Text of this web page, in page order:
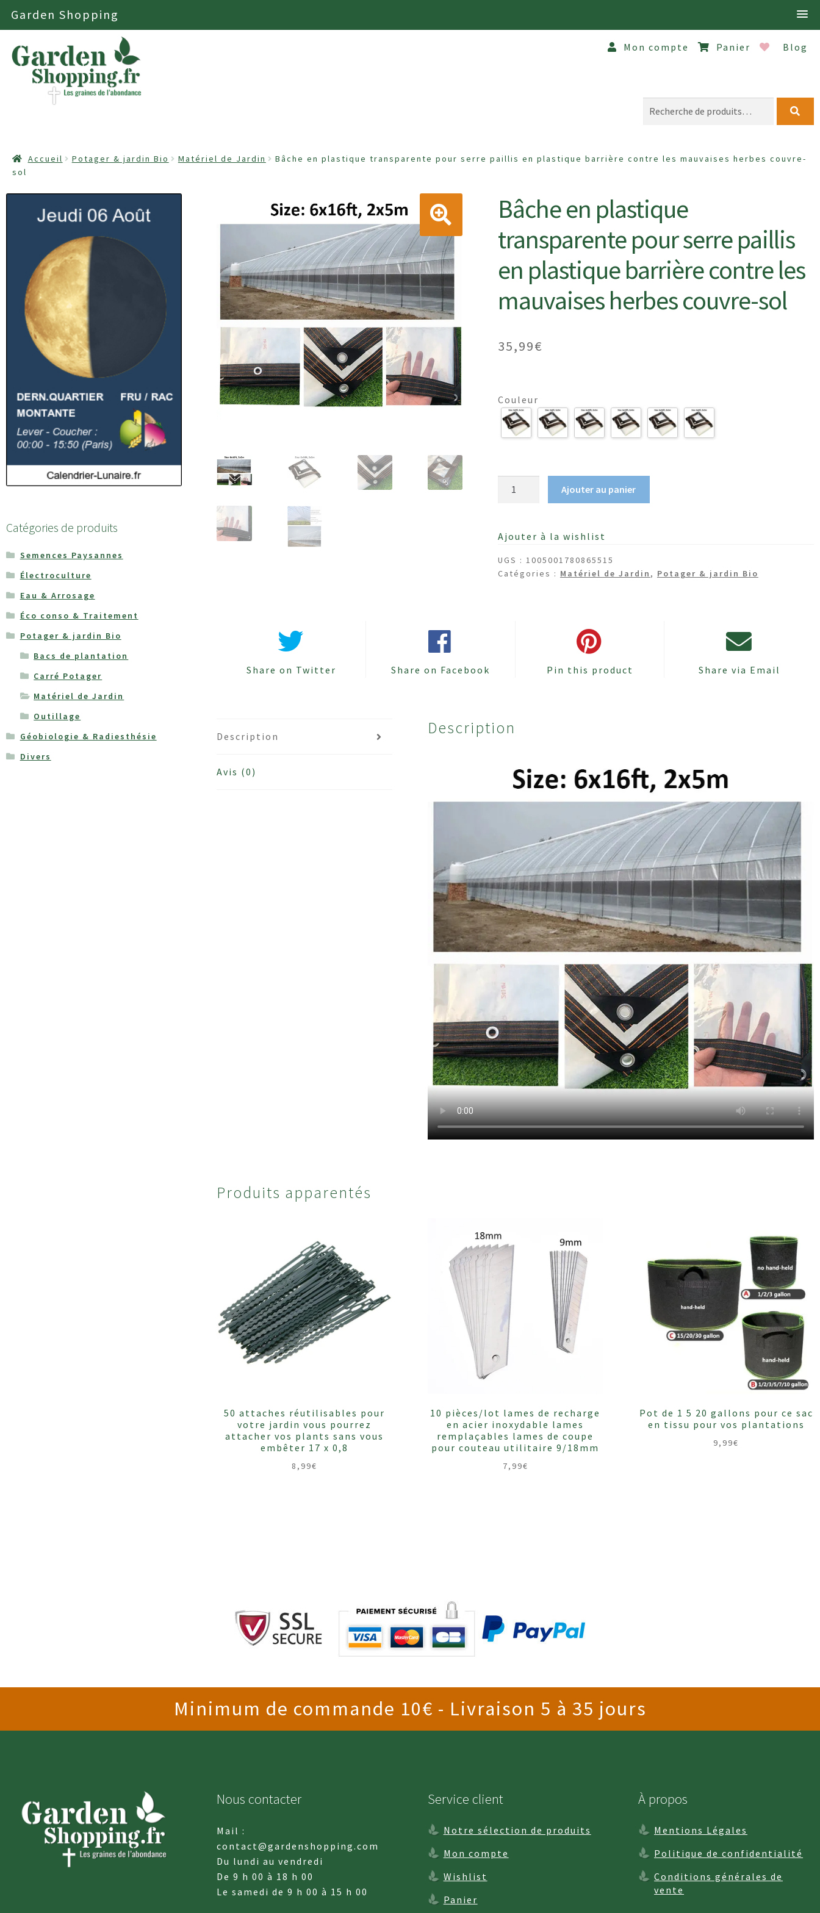
Garden Shopping
navigation
au
contenu
Mon compte Panier Blog
ACCUEIL ASTUCES BONS PLANS CONDITIONS GÉNÉRALES DE VENTE MA WISHLIST SUR GARDENSHOPPING.FR MENTIONS LÉGALES
VALIDATION DE LA COMMANDE
Accueil Potager & jardin Bio Matériel de Jardin
Bâche en plastique transparente pour serre paillis en plastique barrière contre les mauvaises herbes couvre-
sol
Bâche en plastique
transparente pour serre paillis
en plastique barrière contre les
mauvaises herbes couvre-sol
35,99€
Couleur
plastique
transparente
pour
couvre-
Ajouter au panier
Ajouter à la wishlist
UGS : 1005001780865515
Catégories : Matériel de Jardin , Potager & jardin Bio
Share on Twitter Share on Facebook Pin this product Share via Email
Description
Avis (0)
Description
Produits apparentés
50 attaches réutilisables pour
votre jardin vous pourrez
attacher vos plants sans vous
embêter 17 x 0,8
8,99€
10 pièces/lot lames de recharge
en acier inoxydable lames
remplaçables lames de coupe
pour couteau utilitaire 9/18mm
7,99€
Choix des options
Pot de 1 5 20 gallons pour ce sac
en tissu pour vos plantations
9,99€
Choix des options
Catégories de produits
Semences Paysannes
Électroculture
Eau & Arrosage
Éco conso & Traitement
Potager & jardin Bio
Bacs de plantation
Carré Potager
Matériel de Jardin
Outillage
Géobiologie & Radiesthésie
Divers
Minimum de commande 10€ - Livraison 5 à 35 jours
Nous contacter
Mail :
contact@gardenshopping.com
Du lundi au vendredi
De 9 h 00 à 18 h 00
Le samedi de 9 h 00 à 15 h 00
Service client
Notre sélection de produits
Mon compte
Wishlist
Panier
À propos
Mentions Légales
Politique de confidentialité
Conditions générales de
vente